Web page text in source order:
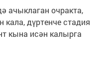
ачыклаган очракта,
кала, дүртенче стадия
кына исән калырга